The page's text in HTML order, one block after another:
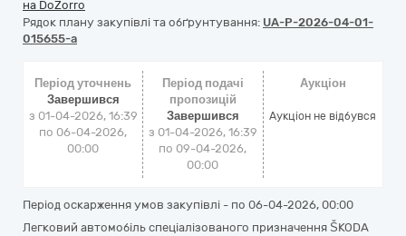
на DoZorro
Рядок плану закупівлі та обґрунтування: UA-P-2026-04-01-
015655-a
Період уточнень
Завершився
з 01-04-2026, 16:39
по 06-04-2026,
00:00
Період подачі
пропозицій
Завершився
з 01-04-2026, 16:39
по 09-04-2026,
00:00
Аукціон
Аукціон не відбувся
Період оскарження умов закупівлі - по 06-04-2026, 00:00
Легковий автомобіль спеціалізованого призначення ŠKODA